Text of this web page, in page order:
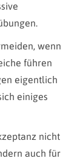
wenn
führen
eigentlich
einiges
nicht
auch für